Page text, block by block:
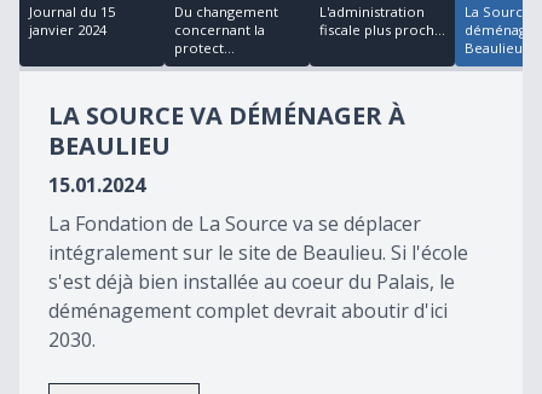
17
minutes,
seconds
Journal du 15
janvier 2024
Du changement
concernant la
protect...
L'administration
fiscale plus proch...
La Source
Beaulieu
LA SOURCE VA DÉMÉNAGER À
BEAULIEU
15.01.2024
La Fondation de La Source va se déplacer
intégralement sur le site de Beaulieu. Si l'école
s'est déjà bien installée au coeur du Palais, le
déménagement complet devrait aboutir d'ici
2030.